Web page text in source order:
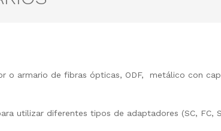
o armario de fibras ópticas, ODF, metálico con
utilizar diferentes tipos de adaptadores (SC, FC,